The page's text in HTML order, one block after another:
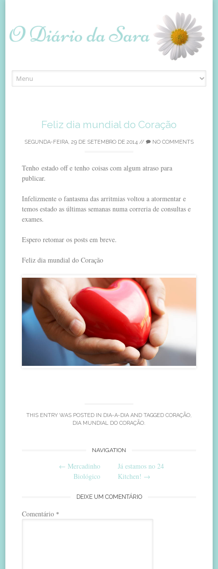
to
Feliz dia mundial do Coração
SEGUNDA-FEIRA, 29 DE SETEMBRO DE 2014 // NO COMMENTS
Tenho estado off e tenho coisas com algum atraso para
publicar.
Infelizmente o fantasma das arritmias voltou a atormentar e
temos estado as últimas semanas numa correria de consultas e
exames.
Espero retomar os posts em breve.
Feliz dia mundial do Coração
THIS ENTRY WAS POSTED IN DIA-A-DIA AND TAGGED CORAÇÃO,
DIA MUNDIAL DO CORAÇÃO.
navigation
NAVIGATION
← Mercadinho
Biológico
Já estamos no 24
Kitchen! →
DEIXE UM COMENTÁRIO
Comentário *